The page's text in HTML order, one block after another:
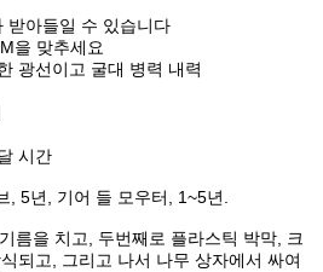
받아들일 수 있습니다
을 맞추세요
광선이고 굴대 병력 내력
시간
, 5년, 기어 들 모우터, 1~5년.
름을 치고, 두번째로 플라스틱 박막, 크
되고, 그리고 나서 나무 상자에서 싸여